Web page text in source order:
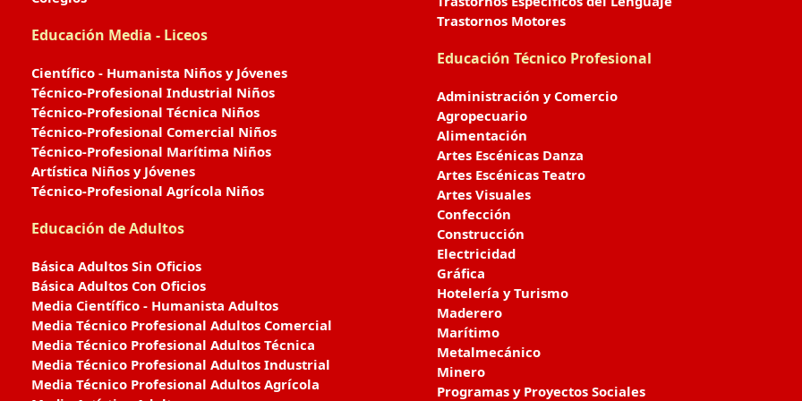
Educación Media - Liceos
Científico - Humanista Niños y Jóvenes
Técnico-Profesional Industrial Niños
Técnico-Profesional Técnica Niños
Técnico-Profesional Comercial Niños
Técnico-Profesional Marítima Niños
Artística Niños y Jóvenes
Técnico-Profesional Agrícola Niños
Educación de Adultos
Básica Adultos Sin Oficios
Básica Adultos Con Oficios
Media Científico - Humanista Adultos
Media Técnico Profesional Adultos Comercial
Media Técnico Profesional Adultos Técnica
Media Técnico Profesional Adultos Industrial
Media Técnico Profesional Adultos Agrícola
Trastornos Motores
Educación Técnico Profesional
Administración y Comercio
Agropecuario
Alimentación
Artes Escénicas Danza
Artes Escénicas Teatro
Artes Visuales
Confección
Construcción
Electricidad
Gráfica
Hotelería y Turismo
Maderero
Marítimo
Metalmecánico
Minero
Programas y Proyectos Sociales